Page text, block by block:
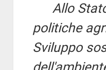
Allo
politiche
Sviluppo